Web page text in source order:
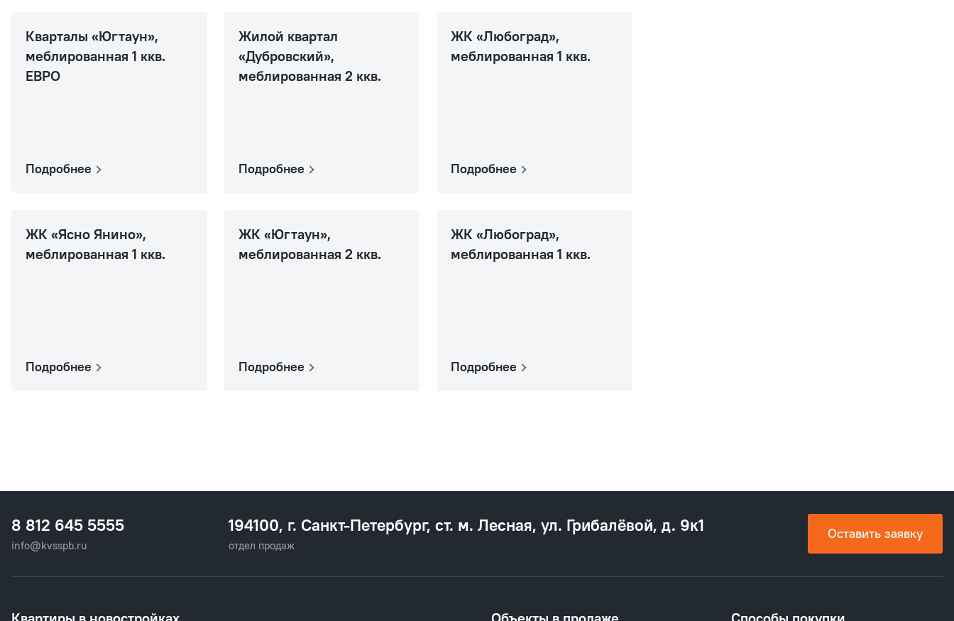
Кварталы «Югтаун»,
меблированная 1 ккв.
ЕВРО
Подробнее
Жилой квартал
«Дубровский»,
меблированная 2 ккв.
Подробнее
ЖК «Любоград»,
меблированная 1 ккв.
Подробнее
ЖК «Ясно Янино»,
меблированная 1 ккв.
Подробнее
ЖК «Югтаун»,
меблированная 2 ккв.
Подробнее
ЖК «Любоград»,
меблированная 1 ккв.
Подробнее
8 812 645 5555
info@kvsspb.ru
194100, г. Санкт‐Петербург, ст. м. Лесная, ул. Грибалёвой, д. 9к1
отдел продаж
Оставить заявку